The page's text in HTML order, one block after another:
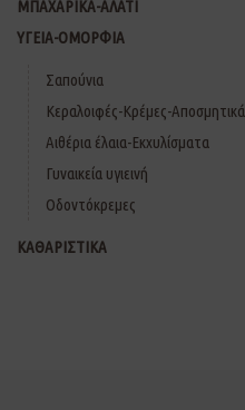
ΜΠΑΧΑΡΙΚΑ-ΑΛΑΤΙ
ΥΓΕΙΑ-ΟΜΟΡΦΙΑ
Σαπούνια
Κεραλοιφές-Κρέμες-Αποσμητικά
Αιθέρια έλαια-Εκχυλίσματα
Γυναικεία υγιεινή
Οδοντόκρεμες
ΚΑΘΑΡΙΣΤΙΚΑ